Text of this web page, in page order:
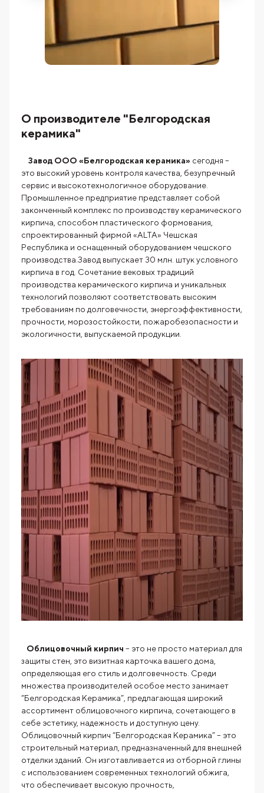
О производителе "Белгородская
керамика"
Завод ООО «Белгородская керамика» сегодня –
это высокий уровень контроля качества, безупречный
сервис и высокотехнологичное оборудование.
Промышленное предприятие представляет собой
законченный комплекс по производству керамического
кирпича, способом пластического формования,
спроектированный фирмой «ALTA» Чешская
Республика и оснащенный оборудованием чешского
производства.Завод выпускает 30 млн. штук условного
кирпича в год. Сочетание вековых традиций
производства керамического кирпича и уникальных
технологий позволяют соответствовать высоким
требованиям по долговечности, энергоэффективности,
прочности, морозостойкости, пожаробезопасности и
экологичности, выпускаемой продукции.
Облицовочный кирпич – это не просто материал для
защиты стен, это визитная карточка вашего дома,
определяющая его стиль и долговечность. Среди
множества производителей особое место занимает
“Белгородская Керамика”, предлагающая широкий
ассортимент облицовочного кирпича, сочетающего в
себе эстетику, надежность и доступную цену.
Облицовочный кирпич “Белгородская Керамика” – это
строительный материал, предназначенный для внешней
отделки зданий. Он изготавливается из отборной глины
с использованием современных технологий обжига,
что обеспечивает высокую прочность,